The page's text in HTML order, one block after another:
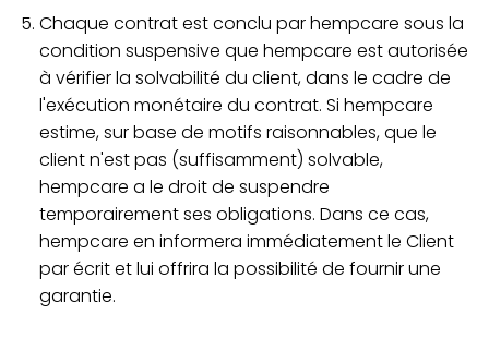
Chaque contrat est conclu par hempcare sous la
condition suspensive que hempcare est autorisée
à vérifier la solvabilité du client, dans le cadre de
l'exécution monétaire du contrat. Si hempcare
estime, sur base de motifs raisonnables, que le
client n'est pas (suffisamment) solvable,
hempcare a le droit de suspendre
temporairement ses obligations. Dans ce cas,
hempcare en informera immédiatement le Client
par écrit et lui offrira la possibilité de fournir une
garantie.